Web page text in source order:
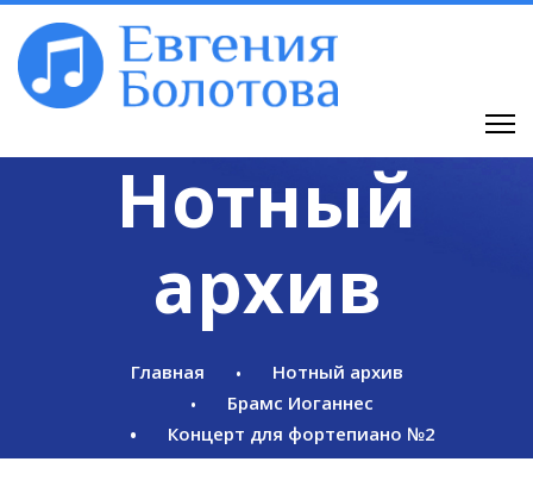
Нотный
архив
Главная
Нотный архив
Брамс Иоганнес
Концерт для фортепиано №2